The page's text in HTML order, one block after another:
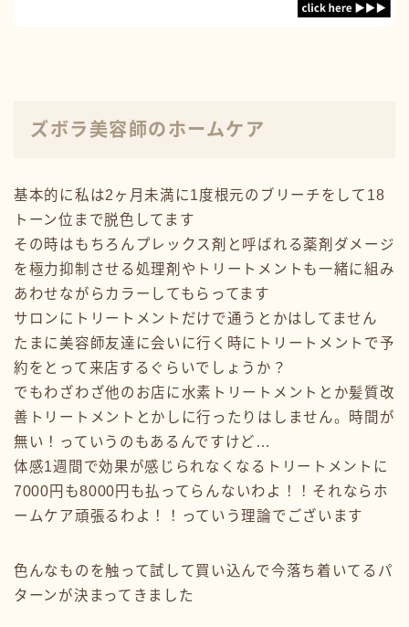
ズボラ美容師のホームケア
基本的に私は2ヶ月未満に1度根元のブリーチをして18
トーン位まで脱色してます
その時はもちろんプレックス剤と呼ばれる薬剤ダメージ
を極力抑制させる処理剤やトリートメントも一緒に組み
あわせながらカラーしてもらってます
サロンにトリートメントだけで通うとかはしてません
たまに美容師友達に会いに行く時にトリートメントで予
約をとって来店するぐらいでしょうか？
でもわざわざ他のお店に水素トリートメントとか髪質改
善トリートメントとかしに行ったりはしません。時間が
無い！っていうのもあるんですけど…
体感1週間で効果が感じられなくなるトリートメントに
7000円も8000円も払ってらんないわよ！！それならホ
ームケア頑張るわよ！！っていう理論でございます
色んなものを触って試して買い込んで今落ち着いてるパ
ターンが決まってきました